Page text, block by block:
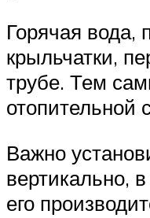
Горячая вода,
крыльчатки,
трубе. Тем
отопительной
Важно
вертикально,
его